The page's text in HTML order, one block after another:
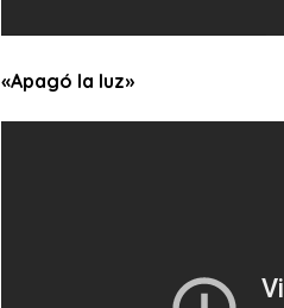
«Apagó la luz»